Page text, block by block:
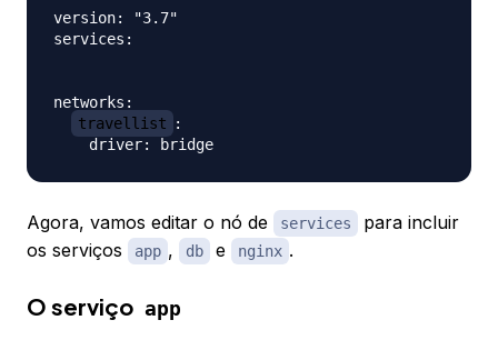
version: "3.7"
services:
networks:
travellist
:
Agora, vamos editar o nó de services
para incluir
os serviços
app , db e nginx .
O serviço app